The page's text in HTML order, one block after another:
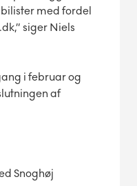
med fordel
siger Niels
i februar og
af
Snoghøj